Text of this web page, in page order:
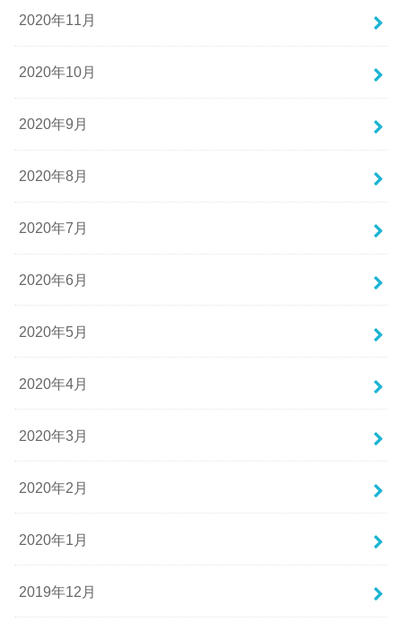
2020年11月
2020年10月
2020年9月
2020年8月
2020年7月
2020年6月
2020年5月
2020年4月
2020年3月
2020年2月
2020年1月
2019年12月